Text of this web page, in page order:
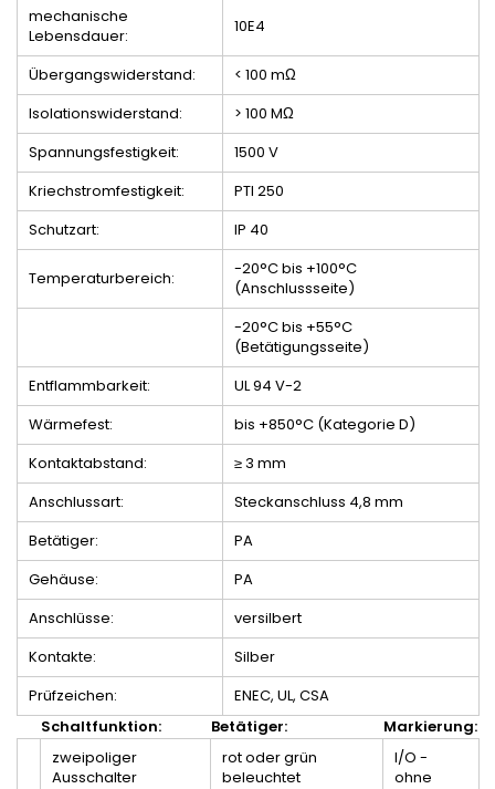
mechanische
Lebensdauer:
10E4
Übergangswiderstand:
< 100 mΩ
Isolationswiderstand:
> 100 MΩ
Spannungsfestigkeit:
1500 V
Kriechstromfestigkeit:
PTI 250
Schutzart:
IP 40
Temperaturbereich:
-20°C bis +100°C
(Anschlussseite)
-20°C bis +55°C
(Betätigungsseite)
Entflammbarkeit:
UL 94 V-2
Wärmefest:
bis +850°C (Kategorie D)
Kontaktabstand:
≥ 3 mm
Anschlussart:
Steckanschluss 4,8 mm
Betätiger:
PA
Gehäuse:
PA
Anschlüsse:
versilbert
Kontakte:
Silber
Prüfzeichen:
ENEC, UL, CSA
Schaltfunktion:
Betätiger:
Markierung:
zweipoliger
Ausschalter
rot oder grün
beleuchtet
I/O -
ohne